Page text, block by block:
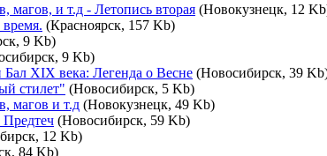
магов, и т.д - Летопись вторая (Новокузнецк, 12
(Красноярск, 157 Kb)
9 Kb)
9 Kb)
XIX века: Легенда о Весне (Новосибирск, 39
стилет" (Новосибирск, 5 Kb)
магов и т.д (Новокузнецк, 49 Kb)
(Новосибирск, 59 Kb)
12 Kb)
84 Kb)